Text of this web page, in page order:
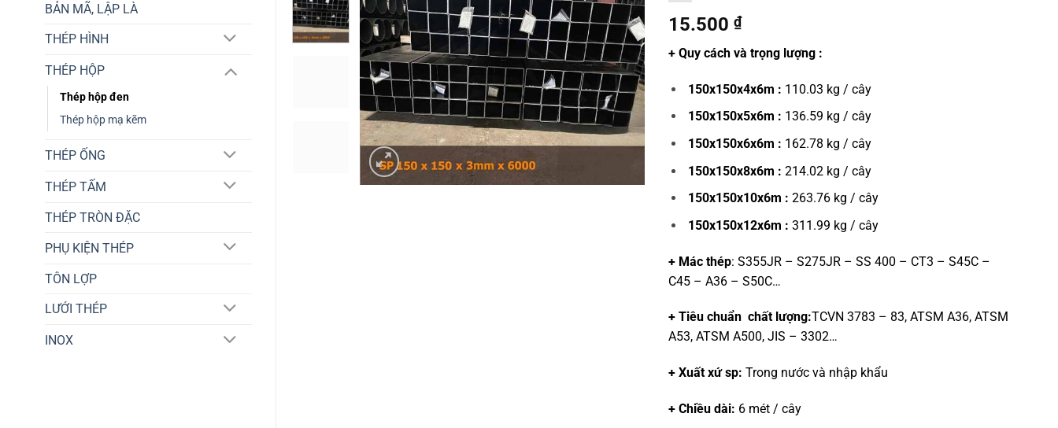
BẢN MÃ, LẬP LÀ
THÉP HÌNH
THÉP HỘP
Thép hộp đen
Thép hộp mạ kẽm
THÉP ỐNG
THÉP TẤM
THÉP TRÒN ĐẶC
PHỤ KIỆN THÉP
TÔN LỢP
LƯỚI THÉP
INOX
15.500 ₫
+ Quy cách và trọng lượng :
150x150x4x6m : 110.03 kg / cây
150x150x5x6m : 136.59 kg / cây
150x150x6x6m : 162.78 kg / cây
150x150x8x6m : 214.02 kg / cây
150x150x10x6m : 263.76 kg / cây
150x150x12x6m : 311.99 kg / cây
+ Mác thép: S355JR – S275JR – SS 400 – CT3 – S45C –
C45 – A36 – S50C…
+ Tiêu chuẩn chất lượng:TCVN 3783 – 83, ATSM A36, ATSM
A53, ATSM A500, JIS – 3302…
+ Xuất xứ sp: Trong nước và nhập khẩu
+ Chiều dài: 6 mét / cây